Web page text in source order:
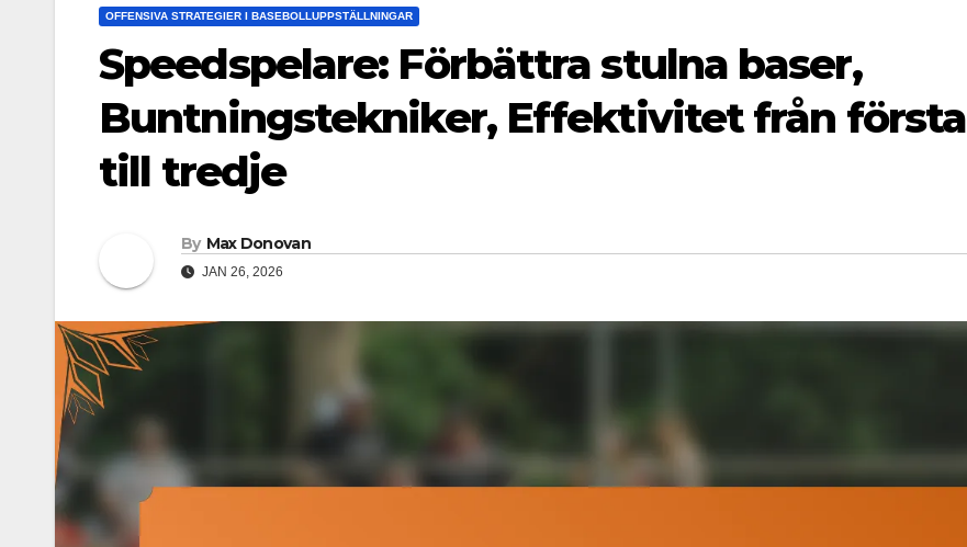
OFFENSIVA STRATEGIER I BASEBOLLUPPSTÄLLNINGAR
Speedspelare: Förbättra stulna baser,
Buntningstekniker, Effektivitet från första
till tredje
By Max Donovan
JAN 26, 2026